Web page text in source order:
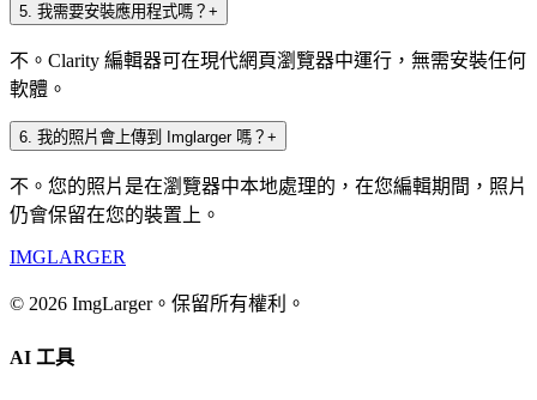
5 我需要安裝應用程式嗎？ +
不。Clarity 編輯器可在現代網頁瀏覽器中運行，無需安裝任何
軟體。
6 我的照片會上傳到 Imglarger 嗎？ +
不。您的照片是在瀏覽器中本地處理的，在您編輯期間，照片
仍會保留在您的裝置上。
IMGLARGER
© 2026 ImgLarger。保留所有權利。
AI 工具